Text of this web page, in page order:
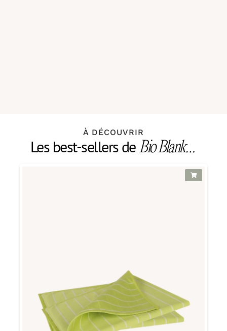
À DÉCOUVRIR
Les best-sellers deBio Blank…